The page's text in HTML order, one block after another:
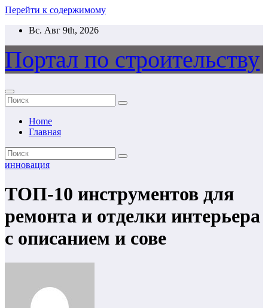
Перейти к содержимому
Вс. Авг 9th, 2026
Портал по строительству
Home
Главная
инновация
ТОП-10 инструментов для
ремонта и отделки интерьера
с описанием и сове